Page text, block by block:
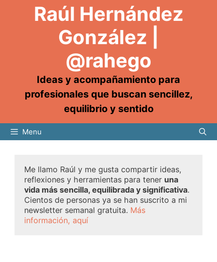
Raúl Hernández
González |
@rahego
Ideas y acompañamiento para
profesionales que buscan sencillez,
equilibrio y sentido
Menu
Me llamo Raúl y me gusta compartir ideas,
reflexiones y herramientas para tener una
vida más sencilla, equilibrada y significativa.
Cientos de personas ya se han suscrito a mi
newsletter semanal gratuita. Más
información, aquí